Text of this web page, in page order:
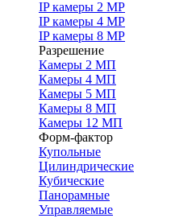
IP камеры 2 MP
IP камеры 4 MP
IP камеры 8 MP
Разрешение
Камеры 2 МП
Камеры 4 МП
Камеры 5 МП
Камеры 8 МП
Камеры 12 МП
Форм-фактор
Купольные
Цилиндрические
Кубические
Панорамные
Управляемые